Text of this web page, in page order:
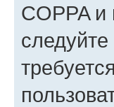
COPPA и